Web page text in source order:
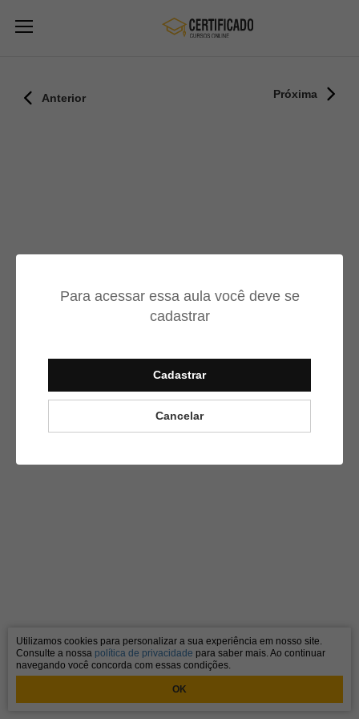
Para acessar essa aula você deve se
cadastrar
Cadastrar
Cancelar
Anterior Próxima
Utilizamos cookies para personalizar a sua experiência em nosso site.
Consulte a nossa política de privacidade para saber mais. Ao continuar
navegando você concorda com essas condições.
OK